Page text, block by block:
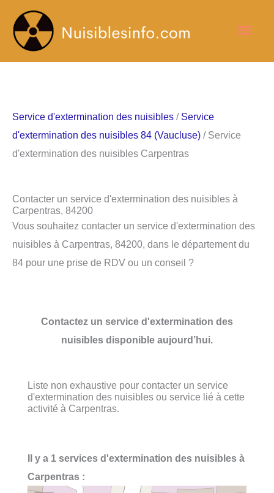
contenu
Service d'extermination des nuisibles / Service
d'extermination des nuisibles 84 (Vaucluse) / Service
d'extermination des nuisibles Carpentras
Contacter un service d'extermination des nuisibles à
Carpentras, 84200
Vous souhaitez contacter un service d'extermination des
nuisibles à Carpentras, 84200, dans le département du
84 pour une prise de RDV ou un conseil ?
Contactez un service d'extermination des
nuisibles disponible aujourd’hui.
Liste non exhaustive pour contacter un service
d'extermination des nuisibles ou service lié à cette
activité à Carpentras.
Il y a 1 services d'extermination des nuisibles à
Carpentras :